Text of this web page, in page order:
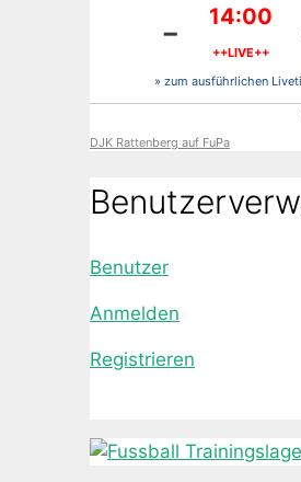
- 14:00
++LIVE++
» zum ausführlichen
DJK Rattenberg auf FuPa
Benutzer
Anmelden
Registrieren